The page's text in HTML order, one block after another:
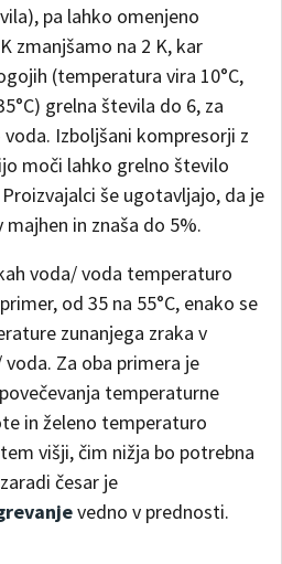
pa lahko omenjeno
zmanjšamo na 2 K, kar
(temperatura vira 10°C,
grelna števila do 6, za
Izboljšani kompresorji z
moči lahko grelno število
še ugotavljajo, da je
in znaša do 5%.
voda/ voda temperaturo
od 35 na 55°C, enako se
zunanjega zraka v
Za oba primera je
temperaturne
in želeno temperaturo
višji, čim nižja bo potrebna
česar je
vedno v prednosti.